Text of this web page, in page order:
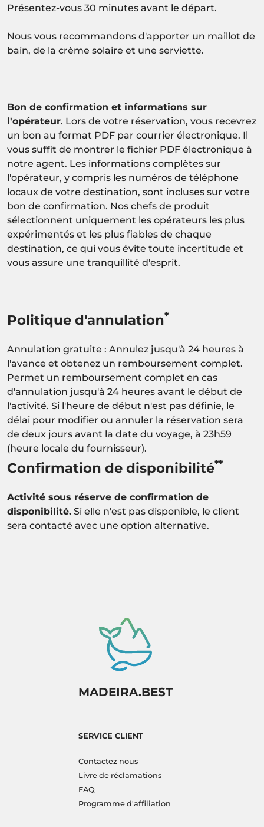
Présentez-vous 30 minutes avant le départ.
Nous vous recommandons d'apporter un maillot de
bain, de la crème solaire et une serviette.
Bon de confirmation et informations sur
l'opérateur. Lors de votre réservation, vous recevrez
un bon au format PDF par courrier électronique. Il
vous suffit de montrer le fichier PDF électronique à
notre agent. Les informations complètes sur
l'opérateur, y compris les numéros de téléphone
locaux de votre destination, sont incluses sur votre
bon de confirmation. Nos chefs de produit
sélectionnent uniquement les opérateurs les plus
expérimentés et les plus fiables de chaque
destination, ce qui vous évite toute incertitude et
vous assure une tranquillité d'esprit.
Politique d'annulation*
Annulation gratuite : Annulez jusqu'à 24 heures à
l'avance et obtenez un remboursement complet.
Permet un remboursement complet en cas
d'annulation jusqu'à 24 heures avant le début de
l'activité. Si l'heure de début n'est pas définie, le
délai pour modifier ou annuler la réservation sera
de deux jours avant la date du voyage, à 23h59
(heure locale du fournisseur).
Confirmation de disponibilité**
Activité sous réserve de confirmation de
disponibilité. Si elle n'est pas disponible, le client
sera contacté avec une option alternative.
MADEIRA.BEST
SERVICE CLIENT
Contactez nous
Livre de réclamations
FAQ
Programme d'affiliation